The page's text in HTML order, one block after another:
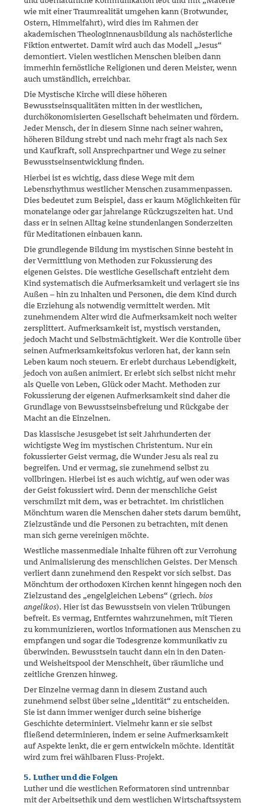
wie mit einer Traumrealität umgehen kann (Brotwunder,
Ostern, Himmelfahrt), wird dies im Rahmen der
akademischen TheologInnenausbildung als nachösterliche
Fiktion entwertet. Damit wird auch das Modell „Jesus“
demontiert. Vielen westlichen Menschen bleiben dann
immerhin fernöstliche Religionen und deren Meister, wenn
auch umständlich, erreichbar.
Die Mystische Kirche will diese höheren
Bewusstseinsqualitäten mitten in der westlichen,
durchökonomisierten Gesellschaft beheimaten und fördern.
Jeder Mensch, der in diesem Sinne nach seiner wahren,
höhe­ren Bildung strebt und nach mehr fragt als nach Sex
und Kaufkraft, soll Ansprechpartner und Wege zu seiner
Bewusstseinsentwicklung finden.
Hierbei ist es wichtig, dass diese Wege mit dem
Lebensrhythmus west­licher Menschen zusammenpassen.
Dies bedeutet zum Beispiel, dass er kaum Möglichkeiten für
monatelange oder gar jahrelange Rückzugs­zeiten hat. Und
dass er in seinen Alltag keine stundenlangen Sonder­zeiten
für Meditationen einbauen kann.
Die grundlegende Bildung im mystischen Sinne besteht in
der Vermitt­lung von Methoden zur Fokussierung des
eigenen Geistes. Die westliche Gesellschaft entzieht dem
Kind systematisch die Aufmerk­samkeit und verlagert sie ins
Außen – hin zu Inhalten und Personen, die dem Kind durch
die Erziehung als notwendig vermittelt werden. Mit
zunehmen­dem Alter wird die Aufmerksamkeit noch weiter
zersplittert. Auf­merksamkeit ist, mystisch verstanden,
jedoch Macht und Selbstmäch­tigkeit. Wer die Kontrolle über
seinen Aufmerksamkeitsfokus verloren hat, der kann sein
Leben kaum noch steuern. Er erlebt durchaus Leben­digkeit,
jedoch von außen animiert. Er erlebt sich selbst nicht mehr
als Quelle von Leben, Glück oder Macht. Methoden zur
Fokussierung der eigenen Aufmerksamkeit sind daher die
Grundlage von Bewusstseins­befreiung und Rückgabe der
Macht an die Einzelnen.
Das klassische Jesusgebet ist seit Jahrhunderten der
wichtigste Weg im mystischen Christentum. Nur ein
fokussierter Geist vermag, die Wun­der Jesu als real zu
begreifen. Und er vermag, sie zunehmend selbst zu
vollbringen. Hierbei ist es auch wichtig, auf wen oder was
der Geist fokussiert wird. Denn der menschliche Geist
verschmilzt mit dem, was er betrachtet. Im christlichen
Mönchtum waren die Menschen daher stets darum bemüht,
Zielzustände und die Personen zu betrachten, mit denen
man sich gerne vereinigen möchte.
Westliche massenmediale Inhalte führen oft zur Verrohung
und Anima­lisierung des menschlichen Geistes. Der Mensch
verliert dann zuneh­mend den Respekt vor sich selbst. Das
Mönchtum der orthodoxen Kir­chen kennt hingegen noch den
Zielzustand des „engelgleichen Lebens“ (griech. bios
angelikos). Hier ist das Bewusstsein von vielen Trübungen
befreit. Es vermag, Entferntes wahrzunehmen, mit Tieren
zu kommu­nizieren, wortlos Informationen aus Menschen zu
empfangen und sogar die Todesgrenze kommunikativ zu
überwinden. Bewusstsein taucht dann ein in den Daten-
und Weisheitspool der Menschheit, über räum­liche und
zeitliche Grenzen hinweg.
Der Einzelne vermag dann in diesem Zustand auch
zunehmend selbst über seine „Identität“ zu entscheiden.
Sie ist dann immer weniger durch seine bisherige
Geschichte determiniert. Vielmehr kann er sie selbst
fließend determinieren, indem er seine Aufmerksamkeit
auf Aspekte lenkt, die er gern entwickeln möchte. Identität
wird zum frei wählbaren Fluss-Projekt.
5. Luther und die Folgen
Luther und die westlichen Reformatoren sind untrennbar
mit der Arbeitsethik und dem westlichen Wirtschaftssystem